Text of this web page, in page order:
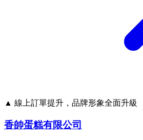
▲ 線上訂單提升，品牌形象全面升級
香帥蛋糕有限公司